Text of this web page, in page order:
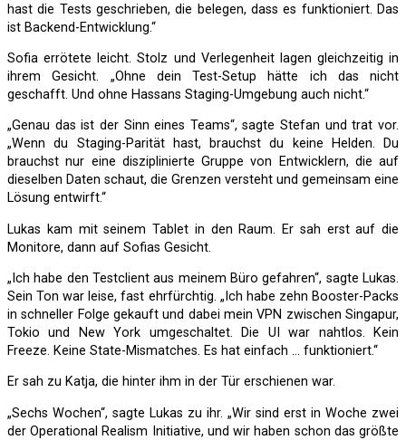
hast die Tests geschrieben, die belegen, dass es funktioniert. Das
ist Backend-Entwicklung.“
Sofia errötete leicht. Stolz und Verlegenheit lagen gleichzeitig in
ihrem Gesicht. „Ohne dein Test-Setup hätte ich das nicht
geschafft. Und ohne Hassans Staging-Umgebung auch nicht.“
„Genau das ist der Sinn eines Teams“, sagte Stefan und trat vor.
„Wenn du Staging-Parität hast, brauchst du keine Helden. Du
brauchst nur eine disziplinierte Gruppe von Entwicklern, die auf
dieselben Daten schaut, die Grenzen versteht und gemeinsam eine
Lösung entwirft.“
Lukas kam mit seinem Tablet in den Raum. Er sah erst auf die
Monitore, dann auf Sofias Gesicht.
„Ich habe den Testclient aus meinem Büro gefahren“, sagte Lukas.
Sein Ton war leise, fast ehrfürchtig. „Ich habe zehn Booster-Packs
in schneller Folge gekauft und dabei mein VPN zwischen Singapur,
Tokio und New York umgeschaltet. Die UI war nahtlos. Kein
Freeze. Keine State-Mismatches. Es hat einfach … funktioniert.“
Er sah zu Katja, die hinter ihm in der Tür erschienen war.
„Sechs Wochen“, sagte Lukas zu ihr. „Wir sind erst in Woche zwei
der Operational Realism Initiative, und wir haben schon das größte